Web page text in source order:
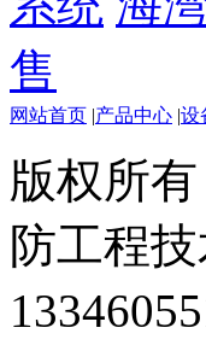
售
网站首页 |产品中心 |设
版权所
防工程